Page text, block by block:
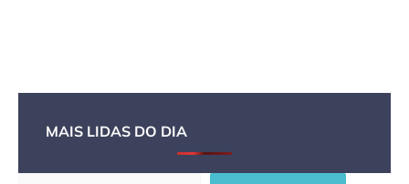
MAIS LIDAS DO DIA